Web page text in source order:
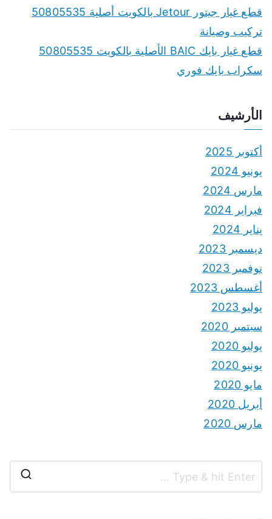
قطع غيار جيتور Jetour بالكويت أصلية 50805535
تركيب وصيانة
قطع غيار بايك BAIC الأصلية بالكويت 50805535
سكراب بايك فوري
الأرشيف
أكتوبر 2025
يونيو 2024
مارس 2024
فبراير 2024
يناير 2024
ديسمبر 2023
نوفمبر 2023
أغسطس 2023
يوليو 2023
سبتمبر 2020
يوليو 2020
يونيو 2020
مايو 2020
أبريل 2020
مارس 2020